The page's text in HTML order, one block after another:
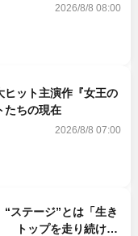
2026/8/8 08:00
ット主演作『女王の
たちの現在
2026/8/8 07:00
ステージ”とは「生き
トップを走り続ける